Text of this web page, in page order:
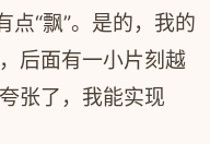
点“飘”。是的，我的
后面有一小片刻越
张了，我能实现